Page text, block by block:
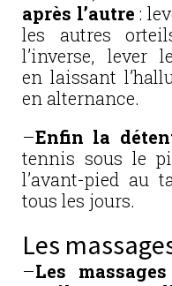
après l’autre :
les autres
l’inverse,
en laissant
en alternance.
–Enfin la
tennis sous le
l’avant-pied au
tous les jours.
Les
–Les